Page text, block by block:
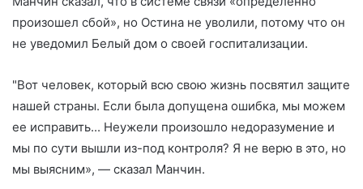
произошел сбой», но Остина не уволили, потому что он
не уведомил Белый дом о своей госпитализации.
"Вот человек, который всю свою жизнь посвятил защите
нашей страны. Если была допущена ошибка, мы можем
ее исправить... Неужели произошло недоразумение и
мы по сути вышли из-под контроля? Я не верю в это, но
мы выясним», — сказал Манчин.